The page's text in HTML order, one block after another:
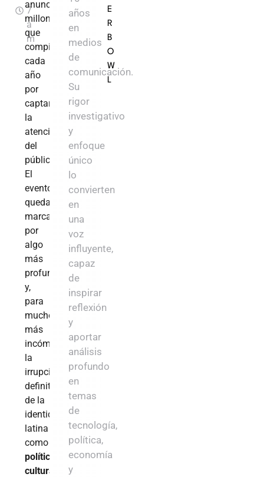
7
a
m
anuncios
millonarios
que
compiten
cada
año
por
captar
la
atención
del
público.
El
evento
quedará
marcado
por
algo
más
profundo
y,
para
muchos,
más
incómodo:
la
irrupción
definitiva
de la
identidad
latina
como
mensaje
político-
cultural
años
en
medios
de
comunicación.
Su
rigor
investigativo
y
enfoque
único
lo
convierten
en
una
voz
influyente,
capaz
de
inspirar
reflexión
y
aportar
análisis
profundo
en
temas
de
tecnología,
política,
economía
y
E
R
B
O
W
L